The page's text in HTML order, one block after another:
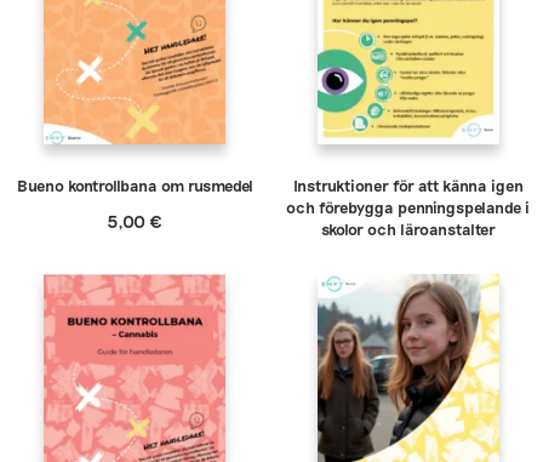
Bueno kontrollbana om rusmedel
5,00€
Instruktioner för att känna igen
och förebygga penningspelande i
skolor och läroanstalter